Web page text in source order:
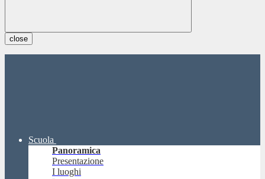
close
Scuola
Panoramica
Presentazione
I luoghi